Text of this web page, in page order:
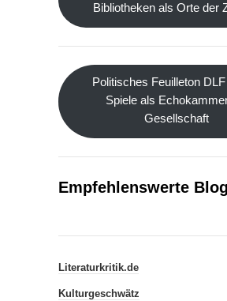
Bibliotheken als Orte der
Politisches Feuilleton
Spiele als
Gesellschaft
Empfehlenswerte
Literaturkritik.de
Kulturgeschwätz